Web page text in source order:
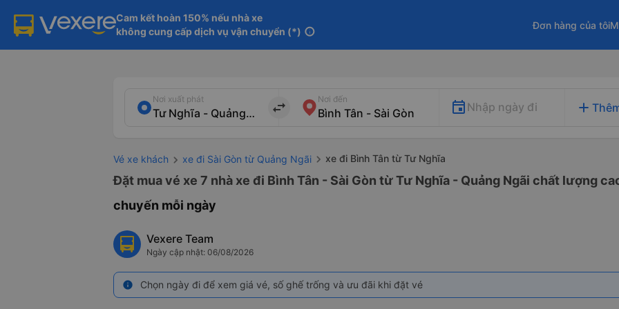
Cam kết hoàn 150% nếu nhà xe
không cung cấp dịch vụ vận chuyển (*) info
Đơn hàng của tôi
Nơi xuất phát
import_export
Nơi đến
Nhập ngày đi add
Vé xe khách xe đi Sài Gòn từ Quảng Ngãi xe đi Bình Tân từ Tư Nghĩa
Đặt mua vé xe 7 nhà xe đi Bình Tân - Sài Gòn từ Tư Nghĩa - Quảng Ngãi chất lượng
chuyến mỗi ngày
Vexere Team
Ngày cập nhật: 06/08/2026
info Chọn ngày đi để xem giá vé, số ghế trống và ưu đãi khi đặt vé